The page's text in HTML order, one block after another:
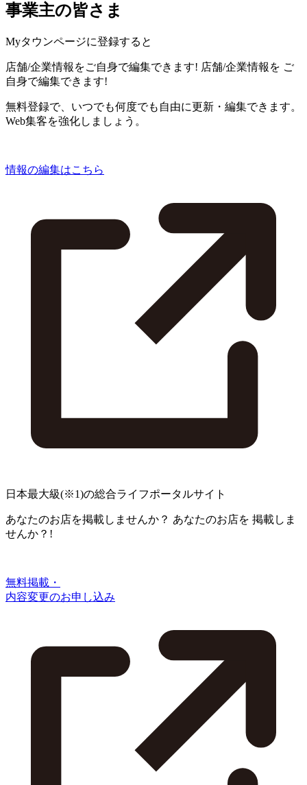
事業主の皆さま
Myタウンページに登録すると
店舗/企業情報をご自身で編集できます! 店舗/企業情報を ご
自身で編集できます!
無料登録で、いつでも何度でも自由に更新・編集できます。
Web集客を強化しましょう。
情報の編集はこちら
日本最大級(※1)の総合ライフポータルサイト
あなたのお店を掲載しませんか？ あなたのお店を 掲載しま
せんか？!
無料掲載・
内容変更のお申し込み